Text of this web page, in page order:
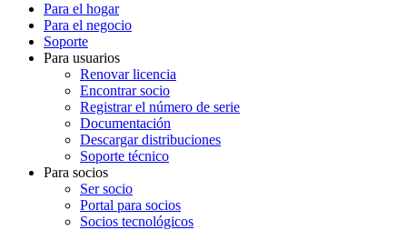
Para el hogar
Para el negocio
Soporte
Para usuarios
Renovar licencia
Encontrar socio
Registrar el número de serie
Documentación
Descargar distribuciones
Soporte técnico
Para socios
Ser socio
Portal para socios
Socios tecnológicos